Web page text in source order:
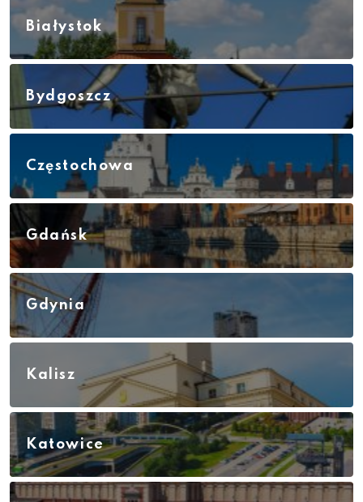
Białystok
Bydgoszcz
Częstochowa
Gdańsk
Gdynia
Kalisz
Katowice